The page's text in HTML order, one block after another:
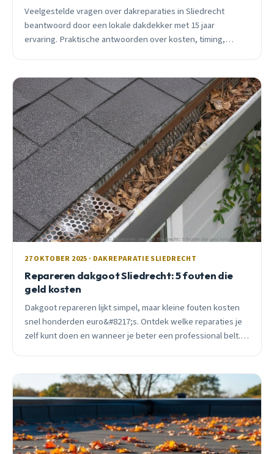
Veelgestelde vragen over dakreparaties in Sliedrecht
beantwoord door een lokale dakdekker met 15 jaar
ervaring. Praktische antwoorden over kosten, timing,
27 OKTOBER 2025 · DAKREPARATIE SLIEDRECHT
Repareren dakgoot Sliedrecht: 5 fouten die
geld kosten
Dakgoot repareren lijkt simpel, maar kleine fouten kosten
snel honderden euro&#8217;s. Ontdek welke reparaties je
zelf kunt doen en wanneer je beter een professional belt.